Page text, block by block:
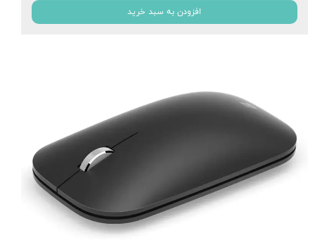
افزودن به سبد خرید